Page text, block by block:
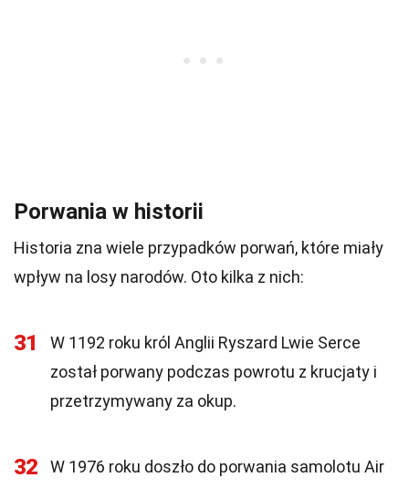
Porwania w historii
Historia zna wiele przypadków porwań, które miały
wpływ na losy narodów. Oto kilka z nich:
31
W 1192 roku król Anglii Ryszard Lwie Serce
został porwany podczas powrotu z krucjaty i
przetrzymywany za okup.
32
W 1976 roku doszło do porwania samolotu Air